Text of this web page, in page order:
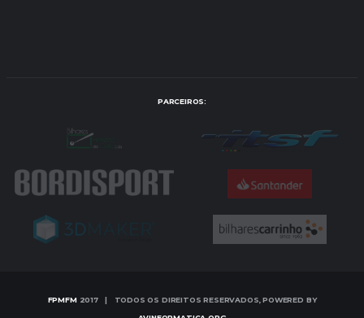
PARCEIROS:
FPMFM2017 | TODOS OS DIREITOS RESERVADOS, POWERED BY